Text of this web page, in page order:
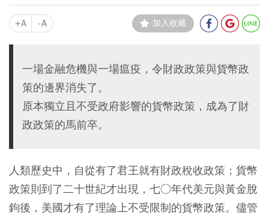
+A -A 加入收藏
一場金融危機與一場瘟疫，令財政政策與貨幣政
策的邊界消失了。
原本獨立且不受政府影響的貨幣政策，成為了財
政政策的馬前卒。
人類歷史中，自從有了君王就有財政稅收政策；貨幣
政策則到了二十世紀才出現，七○年代美元與黃金脫
鉤後，美國才有了理論上不受限制的貨幣政策。儘管